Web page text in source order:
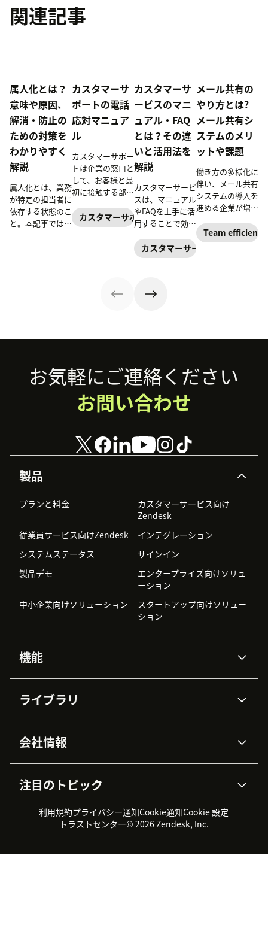
関連記事
属人化とは？
意味や原因、
解消・防止の
ための対策を
わかりやすく
解説
属人化とは、業務
が特定の担当者に
依存する状態のこ
と。本記事では属
カスタマーサ
ポートの電話
応対マニュア
ル
カスタマーサポー
トは企業の窓口と
して、お客様と最
初に接触する部署
での対応が企業の
評価に直結しま
応について、覚え
ておくべきトラブ
カスタマーサポート
カスタマーサ
ービスのマニ
ュアル・FAQ
とは？その違
いと活用法を
解説
カスタマーサービ
スは、マニュアル
やFAQを上手に活
用することで効率
品質も向上しま
す。本記事では、
マーサービスで活
システムについて
カスタマーサービス
メール共有の
やり方とは?
メール共有シ
ステムのメリ
ットや課題
働き方の多様化に
伴い、メール共有
システムの導入を
進める企業が増え
では、メール共有
の目的と課題、シ
ツールも紹介しま
Team efficiency
Footer
製品
プランと料金
カスタマーサービス向け
Zendesk
従業員サービス向けZendesk
インテグレーション
システムステータス
サインイン
製品デモ
エンタープライズ向けソリュ
ーション
中小企業向けソリューション
スタートアップ向けソリュー
ション
機能
Zendesk AI
高度なデータプライバシーと
データ保護
ナレッジベース
ワークフォースマネジメント
カスタマーポータル
ライブラリ
APIと開発者向け情報
AI研究
イベント情報
導入事例
トライアル体験とFAQ
会社情報
採用情報
インクルージョン＆ビロンギ
サステナビリティレポート
Zendesk Foundation
注目のトピック
CX Trends 2026
製品のアップデート情報
カスタマーサポートツール
ヘルプデスク向けチケット管
お気軽にご連絡ください
お問い合わせ
利用規約プライバシー通知Cookie通知Cookie 設定
トラストセンター© 2026 Zendesk, Inc.